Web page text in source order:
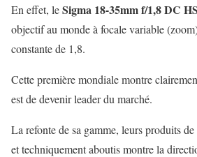
En effet, leSigma 18-35mm f/1,8 DC
objectif au monde à focale variable
constante de 1,8.
Cette première mondiale montre
est de devenir leader du marché.
La refonte de sa gamme, leurs produits
et techniquement aboutis montre la